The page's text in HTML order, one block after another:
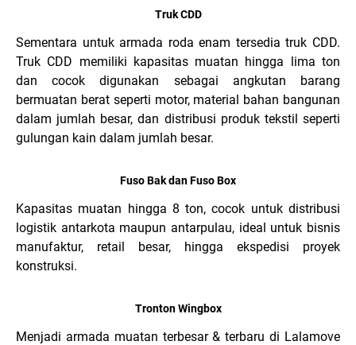
Truk CDD
Sementara untuk armada roda enam tersedia truk CDD.
Truk CDD memiliki kapasitas muatan hingga lima ton
dan cocok digunakan sebagai angkutan barang
bermuatan berat seperti motor, material bahan bangunan
dalam jumlah besar, dan distribusi produk tekstil seperti
gulungan kain dalam jumlah besar.
Fuso Bak dan Fuso Box
Kapasitas muatan hingga 8 ton, cocok untuk distribusi
logistik antarkota maupun antarpulau, ideal untuk bisnis
manufaktur, retail besar, hingga ekspedisi proyek
konstruksi.
Tronton Wingbox
Menjadi armada muatan terbesar & terbaru di Lalamove